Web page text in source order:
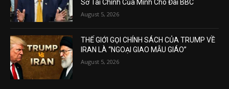
Sơ Tài Chính Của Mình Cho Đài BBC
August 5, 2026
THẾ GIỚI GỌI CHÍNH SÁCH CỦA TRUMP VỀ
IRAN LÀ “NGOẠI GIAO MẪU GIÁO”
August 5, 2026